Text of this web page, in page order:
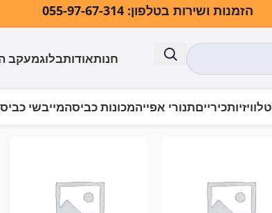
הזמנות ושירות בטלפון: 055-97-67-314
חנותאודותבלוגמעקב
טלוויזיותכירייםתנורי אפייהמכונות כביסהמייבשי